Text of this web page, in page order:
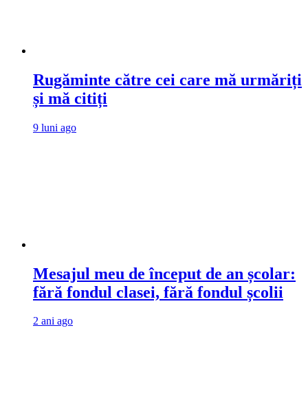
Rugăminte către cei care mă urmăriți
și mă citiți
9 luni ago
Mesajul meu de început de an școlar:
fără fondul clasei, fără fondul școlii
2 ani ago